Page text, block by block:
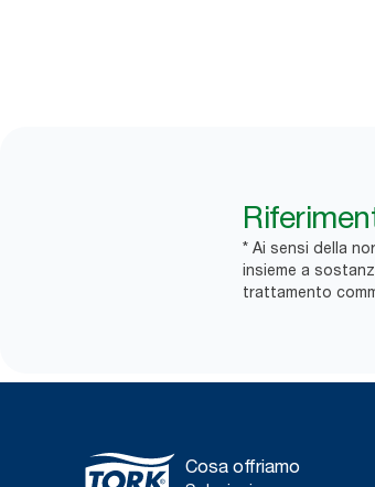
* Ai sensi della
insieme a
trattamento
Cosa offriamo